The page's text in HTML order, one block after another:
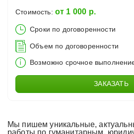
Стоимость: от 1 000 р.
Сроки по договоренности
Объем по договоренности
Возможно срочное
ЗАКАЗАТЬ
Мы пишем уникальные,
работы по гуманитарным,